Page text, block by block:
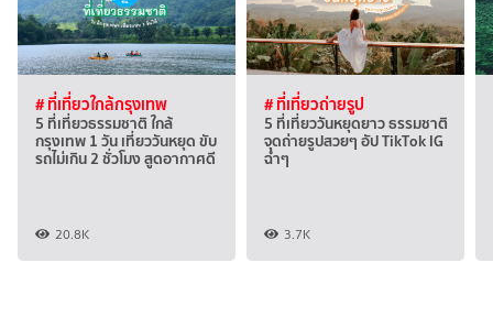
# ที่เที่ยวใกล้กรุงเทพ
5 ที่เที่ยวธรรมชาติ ใกล้
กรุงเทพ 1 วัน เที่ยววันหยุด ขับ
รถไม่เกิน 2 ชั่วโมง สูดอากาศดี
20.8K
# ที่เที่ยวถ่ายรูป
5 ที่เที่ยววันหยุดยาว ธรรมชาติ
จุดถ่ายรูปสวยๆ อัป TikTok IG
ฉ่ำๆ
3.7K